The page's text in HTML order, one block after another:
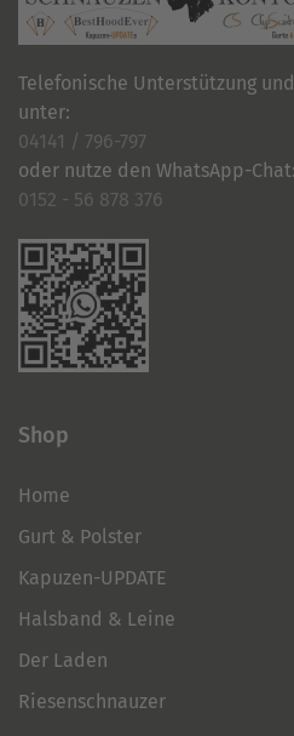
Telefonische Unterstützung
unter:
04141 / 796-797
oder nutze den WhatsApp-Chat:
0152 - 56 878 376
Shop
Home
Gurt & Polster
Kapuzen-UPDATE
Halsband & Leine
Der Laden
Riesenschnauzer